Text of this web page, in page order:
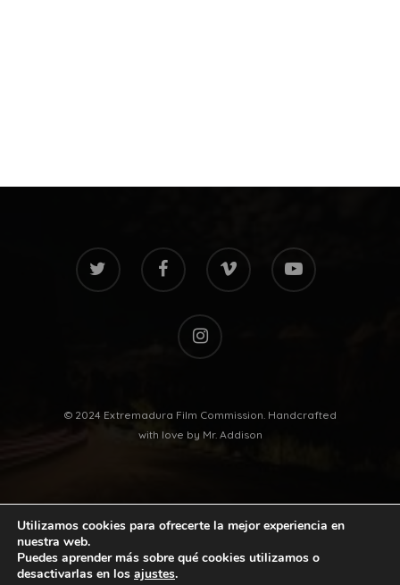
twitter facebook vimeo youtube
instagram
© 2024 Extremadura Film Commission. Handcrafted
with love by Mr. Addison
Utilizamos cookies para ofrecerte la mejor experiencia en
nuestra web.
Puedes aprender más sobre qué cookies utilizamos o
desactivarlas en los ajustes.
twitter facebook